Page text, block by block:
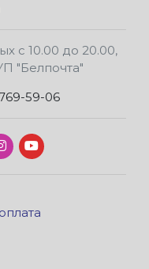
с 10.00 до 20.00,
"Белпочта"
59-06